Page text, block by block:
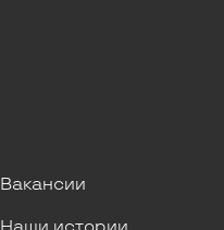
Вакансии